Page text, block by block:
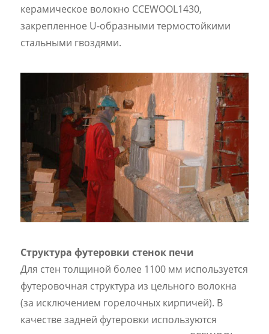
керамическое волокно CCEWOOL1430,
закрепленное U-образными термостойкими
стальными гвоздями.
Структура футеровки стенок печи
Для стен толщиной более 1100 мм используется
футеровочная структура из цельного волокна
(за исключением горелочных кирпичей). В
качестве задней футеровки используются